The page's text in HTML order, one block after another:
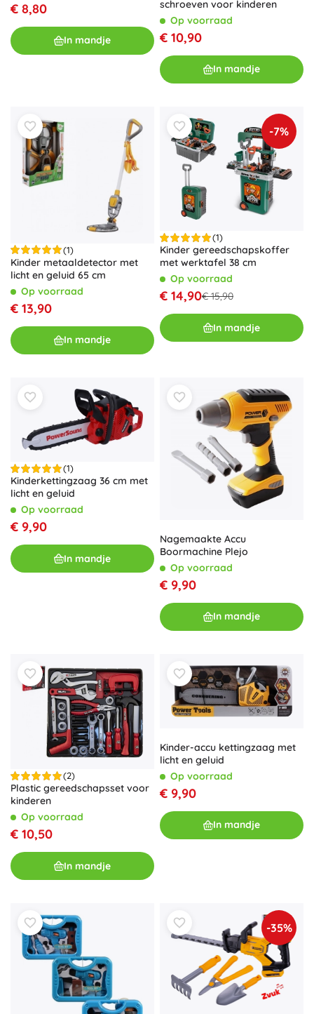
€ 8,80
In mandje
schroeven voor kinderen
Op voorraad
€ 10,90
In mandje
(1)
Kinder metaaldetector met
licht en geluid 65 cm
Op voorraad
€ 13,90
In mandje
-7%
(1)
Kinder gereedschapskoffer
met werktafel 38 cm
Op voorraad
€ 14,90€ 15,90
In mandje
(1)
Kinderkettingzaag 36 cm met
licht en geluid
Op voorraad
€ 9,90
In mandje
Nagemaakte Accu
Boormachine Plejo
Op voorraad
€ 9,90
In mandje
(2)
Plastic gereedschapsset voor
kinderen
Op voorraad
€ 10,50
In mandje
Kinder-accu kettingzaag met
licht en geluid
Op voorraad
€ 9,90
In mandje
-35%